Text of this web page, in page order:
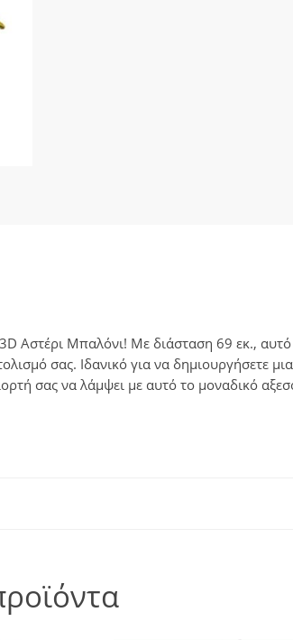
Αστέρι Μπαλόνι! Με διάσταση 69 εκ., αυτό
σας. Ιδανικό για να δημιουργήσετε
σας να λάμψει με αυτό το μοναδικό